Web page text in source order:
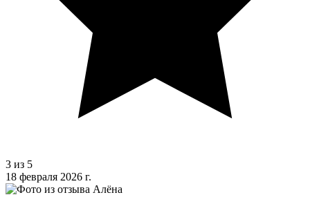
3 из 5
18 февраля 2026 г.